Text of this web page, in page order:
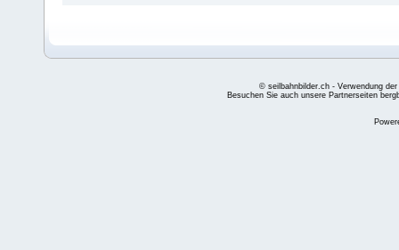
© seilbahnbilder.ch - Verwendung
Besuchen Sie auch unsere Partnerseiten